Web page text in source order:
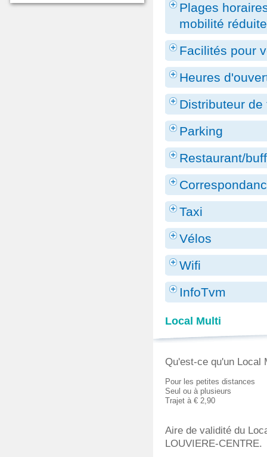
Plages
mobilité
Facilités pour
Heures
Distributeur
Parking
Restaurant/
Taxi
Vélos
Wifi
InfoTvm
Local Multi
Qu'est-ce qu'un Local
Pour les petites distances
Seul ou à plusieurs
Trajet à € 2,90
Aire de validité du
LOUVIERE-CENTRE.